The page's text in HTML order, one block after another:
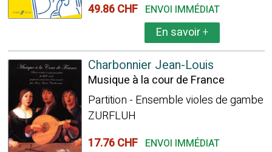
49.86 CHF ENVOI IMMÉDIAT
En savoir+
Charbonnier Jean-Louis
Musique à la cour de France
Partition - Ensemble violes de gambe
ZURFLUH
17.76 CHF ENVOI IMMÉDIAT